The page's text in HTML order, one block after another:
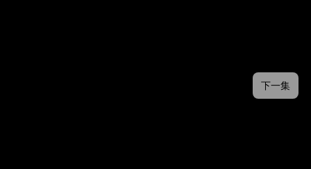
下一集